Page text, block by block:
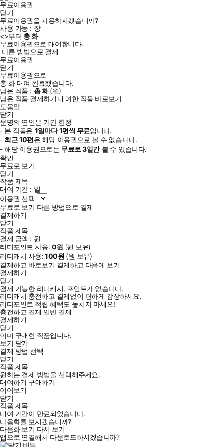
무료이용권
닫기
무료이용권을 사용하시겠습니까?
사용 가능 : 장
<>부터 총화
무료이용권으로 대여합니다.
다른 방법으로 결제
무료이용권
닫기
무료이용권으로
총 화대여 완료했습니다.
남은 작품 : 총화(원)
남은 작품 결제하기 대여한 작품 바로보기
도움말
닫기
운명의 연인은 기간 한정
- 본 작품은 1일마다1편씩 무료입니다.
- 최근10편은 해당 이용권으로 볼 수 없습니다.
- 해당 이용권으로는 무료로3일간볼 수 있습니다.
확인
무료로 보기
닫기
작품 제목
대여 기간 : 일
이용권 선택
무료로 보기 다른 방법으로 결제
결제하기
닫기
작품 제목
결제 금액 : 원
리디포인트 사용: 0원 (원 보유)
리디캐시 사용:100원 (원 보유)
결제하고 바로보기 결제하고 다음에 보기
결제하기
닫기
결제 가능한 리디캐시, 포인트가 없습니다.
리디캐시 충전하고 결제없이 편하게 감상하세요.
리디포인트 적립 혜택도 놓치지 마세요!
충전하고 결제 일반 결제
결제하기
닫기
이미 구매한 작품입니다.
보기 닫기
결제 방법 선택
닫기
작품 제목
원하는 결제 방법을 선택해주세요.
대여하기 구매하기
이어보기
닫기
작품 제목
대여 기간이 만료되었습니다.
다음화를 보시겠습니까?
다음화 보기 다시 보기
앱으로 연결해서 다운로드하시겠습니까?